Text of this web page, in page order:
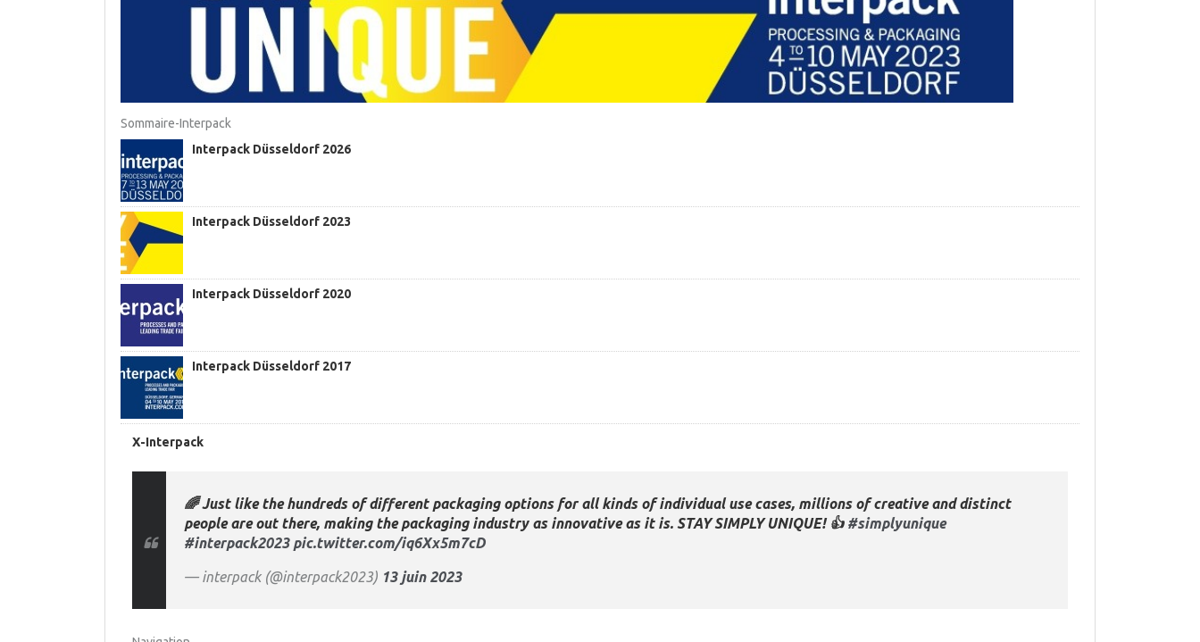
Sommaire-Interpack
Interpack Düsseldorf 2026
Interpack Düsseldorf 2023
Interpack Düsseldorf 2020
Interpack Düsseldorf 2017
X-Interpack
🌈 Just like the hundreds of different packaging options for all kinds of individual use cases, millions of creative and distinct
people are out there, making the packaging industry as innovative as it is. STAY SIMPLY UNIQUE! 👍 #simplyunique
#interpack2023 pic.twitter.com/iq6Xx5m7cD
— interpack (@interpack2023) 13 juin 2023